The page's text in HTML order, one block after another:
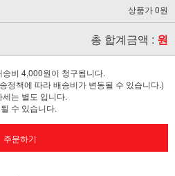
상품가 0원
총 합계금액 : 원
비 4,000원이 청구됩니다.
정책에 따라 배송비가 변동될 수 있습니다.)
는 별도 입니다.
수 있습니다.
주문하기